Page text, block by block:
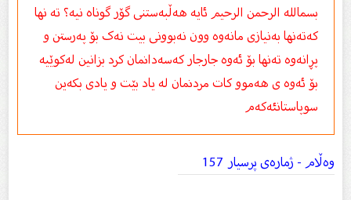
بسمالله الرحمن الرحیم ئایه‌ هه‌ڵبه‌ستنی گۆر گوناه نیه‌؟ ته نها
که‌ته‌نها به‌نیازی مانه‌وه وون نه‌بوونی بیت نه‌ک بۆ په‌رستن و
پڕانه‌وه‌ ته‌نها بۆ ئه‌وه‌ جارجار که‌سه‌دانمان کرد بزانین له‌کوێیه‌
بۆ ئه‌وه ی هه‌موو کات مردنمان له یاد بێت و یادی بکه‌ین
سوپاستانئه‌که‌م
وەڵام - ژمارەی پرسیار 157